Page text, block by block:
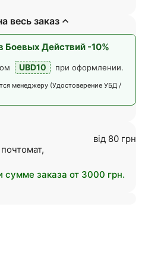
весь заказ
Боевых Действий -10%
UBD10 при оформлении.
менеджеру (Удостоверение УБД /
від 80 грн
сумме заказа от 3000 грн.